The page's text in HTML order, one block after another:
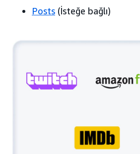
Posts (İsteğe bağlı)